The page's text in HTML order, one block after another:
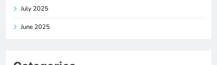
July 2025
June 2025